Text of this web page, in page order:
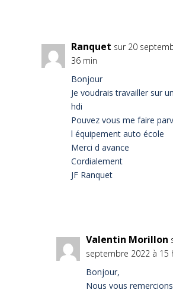
Ranquet sur 20
36 min
Bonjour
Je voudrais travailler sur
hdi
Pouvez vous me faire
l équipement auto école
Merci d avance
Cordialement
JF Ranquet
Valentin Morillon
septembre 2022 à 15
Bonjour,
Nous vous